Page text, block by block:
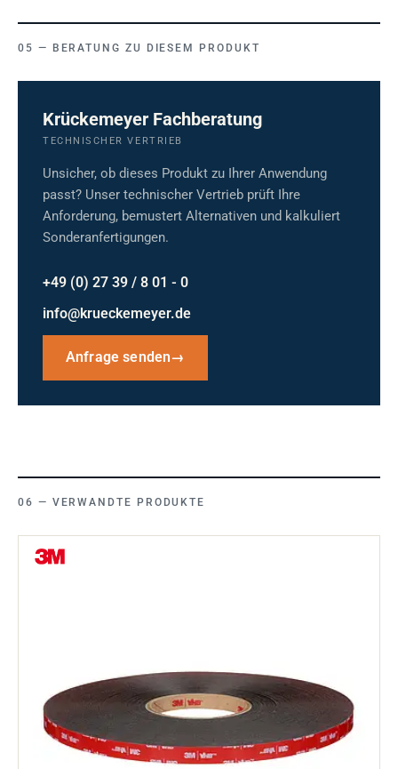
BERATUNG ZU DIESEM PRODUKT
Krückemeyer Fachberatung
TECHNISCHER VERTRIEB
Unsicher, ob dieses Produkt zu Ihrer Anwendung
passt? Unser technischer Vertrieb prüft Ihre
Anforderung, bemustert Alternativen und kalkuliert
Sonderanfertigungen.
+49 (0) 27 39 / 8 01 - 0
info@krueckemeyer.de
Anfrage senden→
VERWANDTE PRODUKTE